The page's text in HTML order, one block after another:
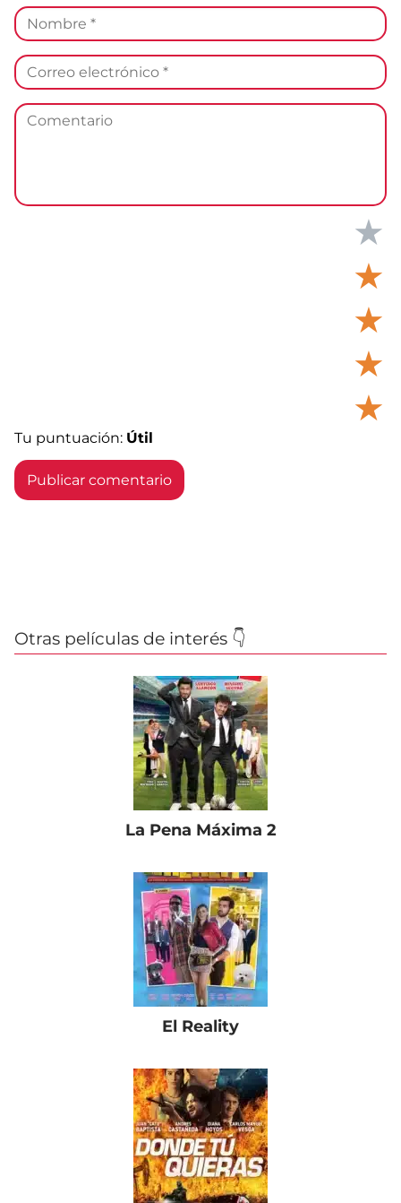
★
★
★
★
★
Tu puntuación: Útil
Otras películas de interés 👇
La Pena Máxima 2
El Reality